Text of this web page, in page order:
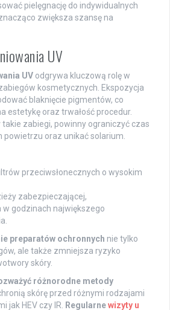
pielęgnację do indywidualnych
zwiększa szansę na
UV
UV odgrywa kluczową rolę w
kosmetycznych. Ekspozycja
blaknięcie pigmentów, co
estetykę oraz trwałość procedur.
takie zabiegi, powinny ograniczyć czas
powietrzu oraz unikać solarium.
przeciwsłonecznych o wysokim
zabezpieczającej,
w godzinach największego
preparatów ochronnych nie tylko
ale także zmniejsza ryzyko
skóry.
różnorodne metody
skórę przed różnymi rodzajami
jak HEV czy IR. Regularnewizyty u